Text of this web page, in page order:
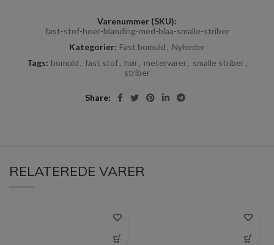
Varenummer (SKU):
fast-stof-hoer-blanding-med-blaa-smalle-striber
Kategorier: Fast bomuld, Nyheder
Tags: bomuld, fast stof, hør, metervarer, smalle striber,
striber
Share
RELATEREDE VARER